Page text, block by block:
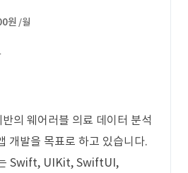
원 /월
의 웨어러블 의료 데이터 분석
개발을 목표로 하고 있습니다.
Swift, UIKit, SwiftUI,